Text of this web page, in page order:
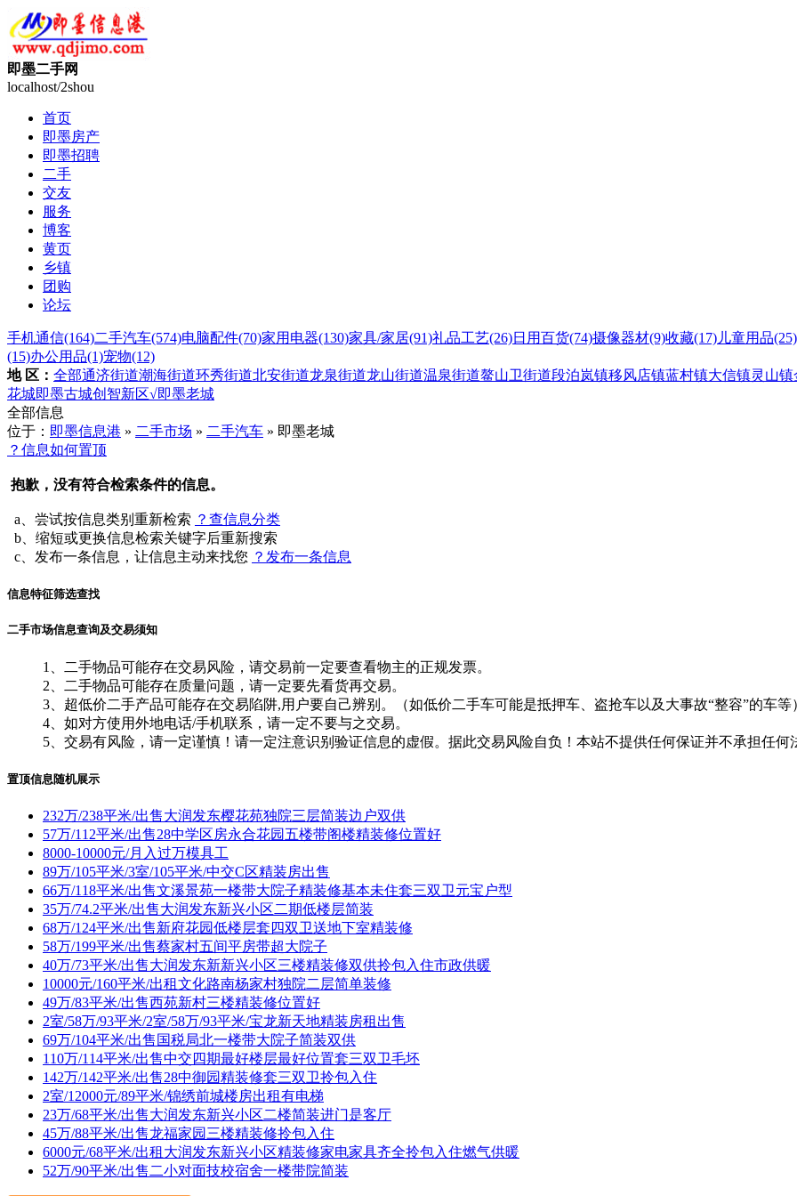
即墨二手网
localhost/2shou
首页
即墨房产
即墨招聘
二手
交友
服务
博客
黄页
乡镇
团购
论坛
手机通信(164)二手汽车(574)电脑配件(70)家用电器(130)家具/家居(91)礼品工艺(26)日用百货(74)摄像器材(9)收藏(17) 儿童用品(25)
(15)办公用品(1)宠物(12)
地 区： 全部通济街道潮海街道环秀街道北安街道龙泉街道龙山街道温泉街道鳌山卫街道段泊岚镇移风店镇蓝村镇大信镇灵山镇
花城即墨古城创智新区√即墨老城
全部信息
位于： 即墨信息港 » 二手市场 » 二手汽车 » 即墨老城
？信息如何置顶
抱歉，没有符合检索条件的信息。
a、尝试按信息类别重新检索 ？查信息分类
b、缩短或更换信息检索关键字后重新搜索
c、发布一条信息，让信息主动来找您 ？发布一条信息
信息特征筛选查找
二手市场信息查询及交易须知
1、二手物品可能存在交易风险，请交易前一定要查看物主的正规发票。
2、二手物品可能存在质量问题，请一定要先看货再交易。
3、超低价二手产品可能存在交易陷阱,用户要自己辨别。（如低价二手车可能是抵押车、盗抢车以及大事故“整容”的车等
4、如对方使用外地电话/手机联系，请一定不要与之交易。
5、交易有风险，请一定谨慎！请一定注意识别验证信息的虚假。据此交易风险自负！本站不提供任何保证并不承担任何
置顶信息随机展示
232万/238平米/出售大润发东樱花苑独院三层简装边户双供
57万/112平米/出售28中学区房永合花园五楼带阁楼精装修位置好
8000-10000元/月入过万模具工
89万/105平米/3室/105平米/中交C区精装房出售
66万/118平米/出售文溪景苑一楼带大院子精装修基本未住套三双卫元宝户型
35万/74.2平米/出售大润发东新兴小区二期低楼层简装
68万/124平米/出售新府花园低楼层套四双卫送地下室精装修
58万/199平米/出售蔡家村五间平房带超大院子
40万/73平米/出售大润发东新新兴小区三楼精装修双供拎包入住市政供暖
10000元/160平米/出租文化路南杨家村独院二层简单装修
49万/83平米/出售西苑新村三楼精装修位置好
2室/58万/93平米/2室/58万/93平米/宝龙新天地精装房租出售
69万/104平米/出售国税局北一楼带大院子简装双供
110万/114平米/出售中交四期最好楼层最好位置套三双卫毛坯
142万/142平米/出售28中御园精装修套三双卫拎包入住
2室/12000元/89平米/锦绣前城楼房出租有电梯
23万/68平米/出售大润发东新兴小区二楼简装进门是客厅
45万/88平米/出售龙福家园三楼精装修拎包入住
6000元/68平米/出租大润发东新兴小区精装修家电家具齐全拎包入住燃气供暖
52万/90平米/出售二小对面技校宿舍一楼带院简装